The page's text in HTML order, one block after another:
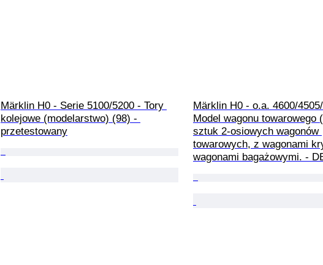
Märklin H0 - Serie 5100/5200 - Tory
kolejowe (modelarstwo) (98) -
przetestowany
Märklin H0 - o.a. 4600/
Model wagonu towarowego
sztuk 2‑osiowych wagonów
towarowych, z wagonami
wagonami bagażowymi. -